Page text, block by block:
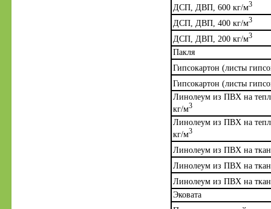
ДСП, ДВП, 600 кг/м3
ДСП, ДВП, 400 кг/м3
ДСП, ДВП, 200 кг/м3
Пакля
Гипсокартон (листы
Гипсокартон (листы
Линолеум из ПВХ на
кг/м3
Линолеум из ПВХ на
кг/м3
Линолеум из ПВХ на
Линолеум из ПВХ на
Линолеум из ПВХ на
Эковата